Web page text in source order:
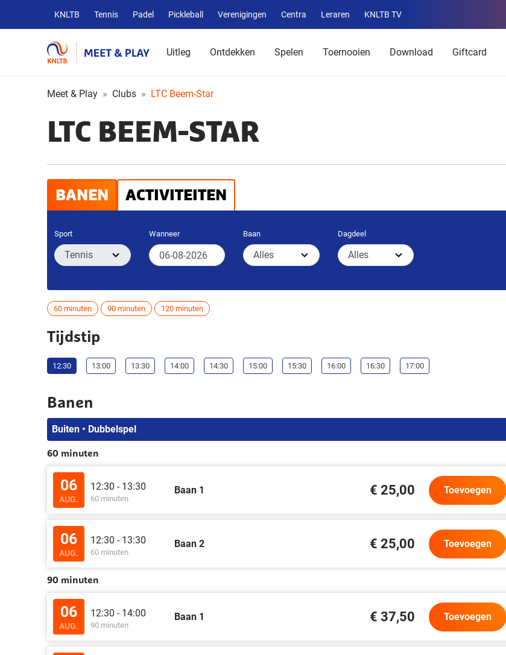
Overige
KNLTB
websites
KNLTB Tennis Padel Pickleball Verenigingen Centra Leraren KNLTB TV
Service
menu
Uitleg Ontdekken Spelen Toernooien Download Giftcard
Meet & Play Clubs LTC Beem-Star
LTC BEEM-STAR
BANEN ACTIVITEITEN
Sport Wanneer Baan Dagdeel
60 minuten 90 minuten 120 minuten
Tijdstip
12:30 13:00 13:30 14:00 14:30 15:00 15:30 16:00 16:30 17:00
Banen
Buiten • Dubbelspel
60 minuten
06
AUG.
12:30 - 13:30
60 minuten
Baan 1 € 25,00 Toevoegen
06
AUG.
12:30 - 13:30
60 minuten
Baan 2 € 25,00 Toevoegen
90 minuten
06
AUG.
12:30 - 14:00
90 minuten
Baan 1 € 37,50 Toevoegen